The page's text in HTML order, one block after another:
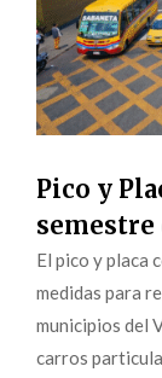
Pico y
semestre
El pico y placa
medidas para
municipios del
carros